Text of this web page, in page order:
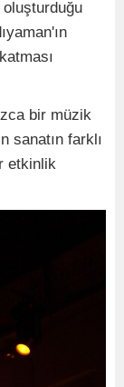
oluşturduğu
bir müzik
sanatın farklı
etkinlik